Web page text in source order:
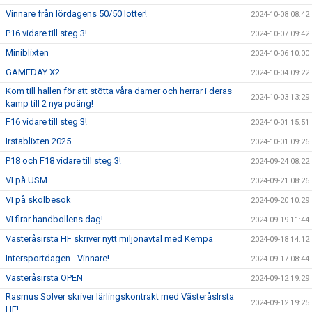
Vinnare från lördagens 50/50 lotter! 2024-10-08 08:42
P16 vidare till steg 3! 2024-10-07 09:42
Miniblixten 2024-10-06 10:00
GAMEDAY X2 2024-10-04 09:22
Kom till hallen för att stötta våra damer och herrar i deras
kamp till 2 nya poäng!
2024-10-03 13:29
F16 vidare till steg 3! 2024-10-01 15:51
Irstablixten 2025 2024-10-01 09:26
P18 och F18 vidare till steg 3! 2024-09-24 08:22
VI på USM 2024-09-21 08:26
VI på skolbesök 2024-09-20 10:29
VI firar handbollens dag! 2024-09-19 11:44
Västeråsirsta HF skriver nytt miljonavtal med Kempa 2024-09-18 14:12
Intersportdagen - Vinnare! 2024-09-17 08:44
Västeråsirsta OPEN 2024-09-12 19:29
Rasmus Solver skriver lärlingskontrakt med VästeråsIrsta
HF!
2024-09-12 19:25